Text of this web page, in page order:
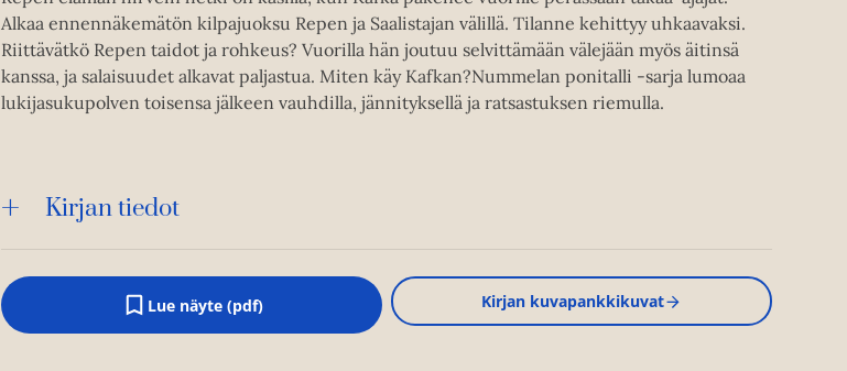
Alkaa ennennäkemätön kilpajuoksu Repen ja Saalistajan välillä. Tilanne kehittyy uhkaavaksi.
Riittävätkö Repen taidot ja rohkeus? Vuorilla hän joutuu selvittämään välejään myös äitinsä
kanssa, ja salaisuudet alkavat paljastua. Miten käy Kafkan?Nummelan ponitalli -sarja lumoaa
lukijasukupolven toisensa jälkeen vauhdilla, jännityksellä ja ratsastuksen riemulla.
Kirjan tiedot
Lue näyte (pdf)
A
u
Kirjan kuvapankkikuvat